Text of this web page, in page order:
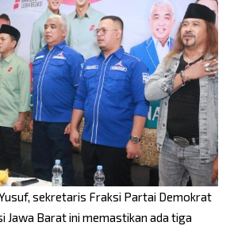
Yusuf, sekretaris Fraksi Partai Demokrat
Jawa Barat ini memastikan ada tiga